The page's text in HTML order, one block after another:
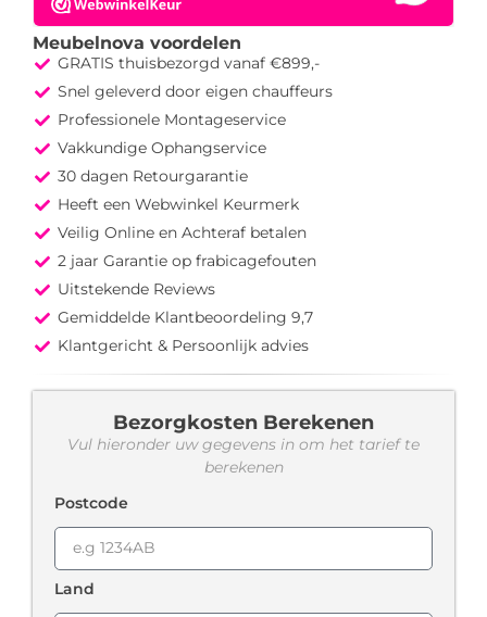
Meubelnova voordelen
GRATIS thuisbezorgd vanaf €899,-
Snel geleverd door eigen chauffeurs
Professionele Montageservice
Vakkundige Ophangservice
30 dagen Retourgarantie
Heeft een Webwinkel Keurmerk
Veilig Online en Achteraf betalen
2 jaar Garantie op frabicagefouten
Uitstekende Reviews
Gemiddelde Klantbeoordeling 9,7
Klantgericht & Persoonlijk advies
Bezorgkosten Berekenen
Vul hieronder uw gegevens in om het tarief te
berekenen
Postcode
Land